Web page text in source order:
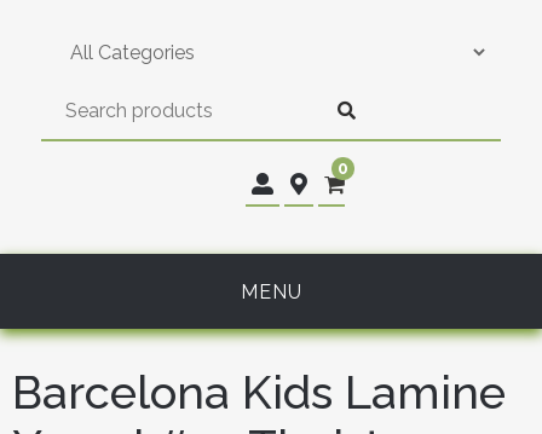
0
MENU
Barcelona Kids Lamine